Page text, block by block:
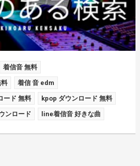
着信音 無料
着信 音 edm
ード 無料 kpop ダウンロード 無料
ンロード line着信音 好きな曲